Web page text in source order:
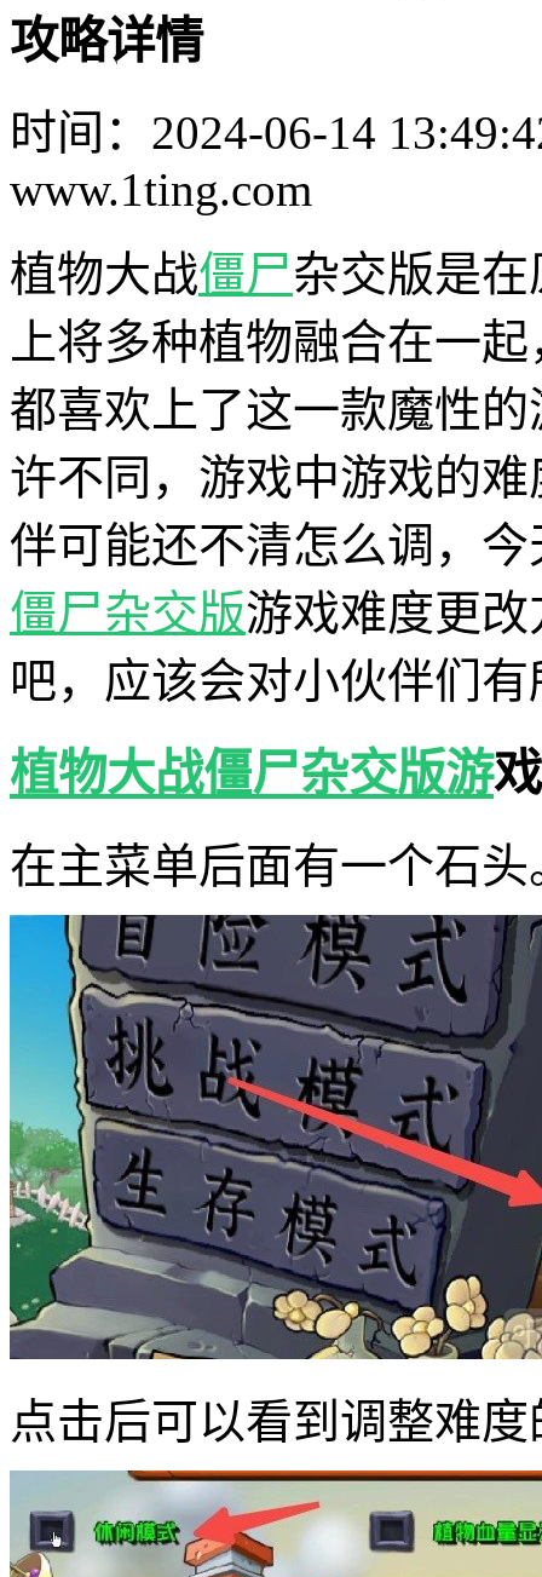
攻略详情
时间：2024-06-14
www.1ting.com
植物大战僵尸杂交版是
上将多种植物融合在一
都喜欢上了这一款魔性
许不同，游戏中游戏的
伴可能还不清怎么调，
僵尸杂交版游戏难度更
吧，应该会对小伙伴们
植物大战僵尸杂交版游
在主菜单后面有一个石头
点击后可以看到调整难